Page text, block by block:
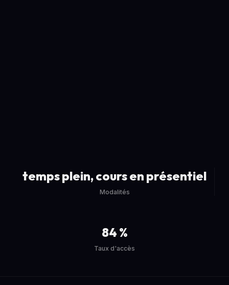
temps plein, cours en présentiel
Modalités
84 %
Taux d'accès